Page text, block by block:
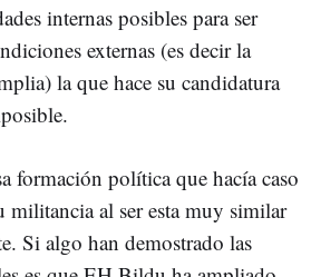
internas posibles para ser
externas (es decir la
la que hace su candidatura
formación política que hacía caso
militancia al ser esta muy similar
Si algo han demostrado las